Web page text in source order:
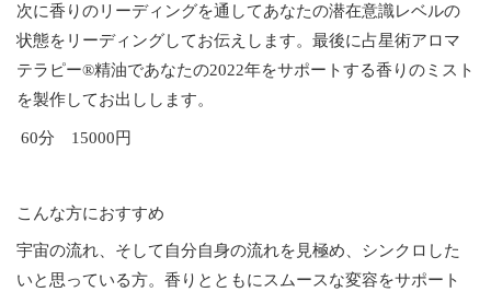
次に香りのリーディングを通してあなたの潜在意識レベルの
状態をリーディングしてお伝えします。最後に占星術アロマ
テラピー®精油であなたの2022年をサポートする香りのミスト
を製作してお出しします。
60分 15000円
こんな方におすすめ
宇宙の流れ、そして自分自身の流れを見極め、シンクロした
いと思っている方。香りとともにスムースな変容をサポート